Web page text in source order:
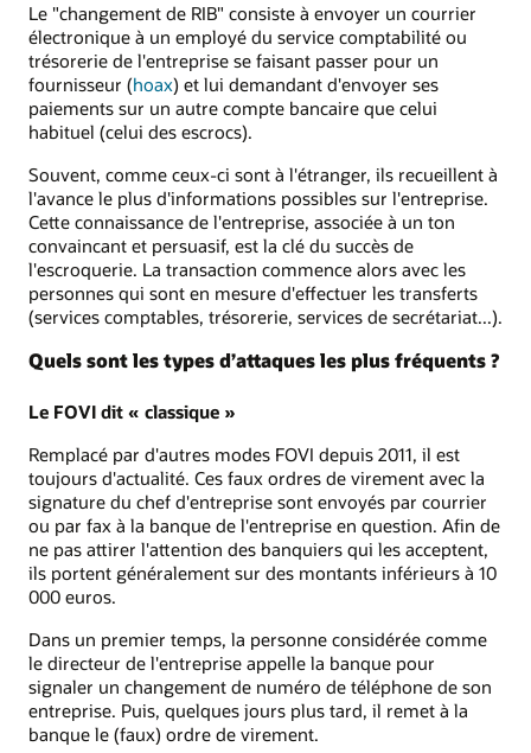
Le "changement de RIB" consiste à envoyer un courrier
électronique à un employé du service comptabilité ou
trésorerie de l'entreprise se faisant passer pour un
fournisseur (hoax) et lui demandant d'envoyer ses
paiements sur un autre compte bancaire que celui
habituel (celui des escrocs).
Souvent, comme ceux-ci sont à l'étranger, ils recueillent à
l'avance le plus d'informations possibles sur l'entreprise.
Cette connaissance de l'entreprise, associée à un ton
convaincant et persuasif, est la clé du succès de
l'escroquerie. La transaction commence alors avec les
personnes qui sont en mesure d'effectuer les transferts
(services comptables, trésorerie, services de secrétariat...).
Quels sont les types d’attaques les plus fréquents ?
Le FOVI dit « classique »
Remplacé par d'autres modes FOVI depuis 2011, il est
toujours d'actualité. Ces faux ordres de virement avec la
signature du chef d'entreprise sont envoyés par courrier
ou par fax à la banque de l'entreprise en question. Afin de
ne pas attirer l'attention des banquiers qui les acceptent,
ils portent généralement sur des montants inférieurs à 10
000 euros.
Dans un premier temps, la personne considérée comme
le directeur de l'entreprise appelle la banque pour
signaler un changement de numéro de téléphone de son
entreprise. Puis, quelques jours plus tard, il remet à la
banque le (faux) ordre de virement.